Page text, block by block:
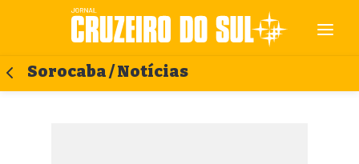
Sorocaba / Notícias